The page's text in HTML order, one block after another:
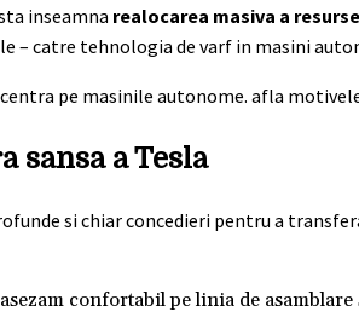
inseamna realocarea masiva a
– catre tehnologia de varf in masini
a Tesla
si chiar concedieri pentru a
confortabil pe linia de